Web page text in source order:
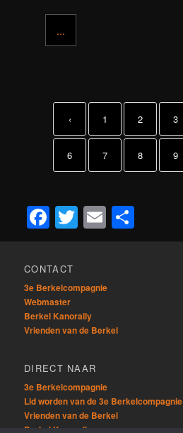
...
‹ 1 2 3
6 7 8 9
Facebook
Twitter
Email
CONTACT
3e Berkelcompagnie
Webmaster
Berkel Kanorally
Vrienden van de Berkel
DIRECT NAAR
3e Berkelcompagnie
Lid worden van de 3e Berkelcompagnie
Vrienden van de Berkel
Berkel Kanorally